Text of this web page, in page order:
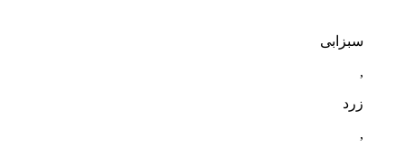
سبزابی
,
زرد
,